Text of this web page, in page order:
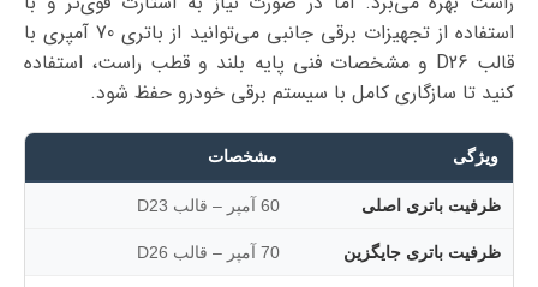
استفاده از تجهیزات برقی جانبی می‌توانید از باتری 70 آمپری با
قالب D26 و مشخصات فنی پایه بلند و قطب راست، استفاده
کنید تا سازگاری کامل با سیستم برقی خودرو حفظ شود.
ویژگی مشخصات
ظرفیت باتری اصلی 60 آمپر – قالب D23
ظرفیت باتری جایگزین 70 آمپر – قالب D26